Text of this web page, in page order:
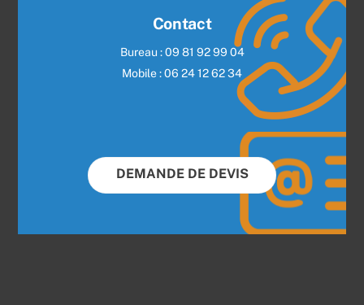
Contact
Bureau : 09 81 92 99 04
Mobile : 06 24 12 62 34
DEMANDE DE DEVIS